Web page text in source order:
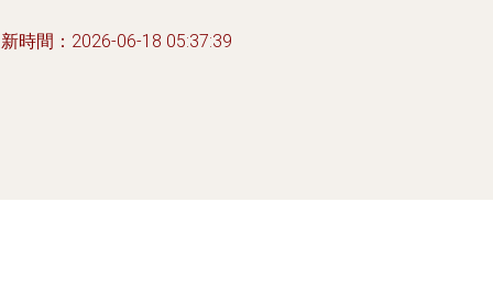
時間：2026-06-18 05:37:39